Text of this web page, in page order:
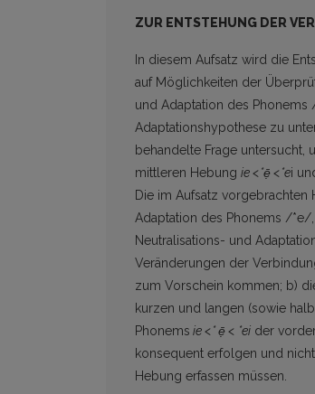
ZUR ENTSTEHUNG DER
In diesem Aufsatz wird die
auf Möglichkeiten der
und Adaptation des
Adaptationshypothese zu
behandelte Frage
mittleren Hebung ie <*ẹ̄ <*ei
Die im Aufsatz
Adaptation des Phonems /*e/
Neutralisations- und
Veränderungen der
zum Vorschein kommen; b)
kurzen und langen (sowie
Phonems ie <* ẹ̄ < *ei der
konsequent erfolgen und
Hebung erfassen müssen.